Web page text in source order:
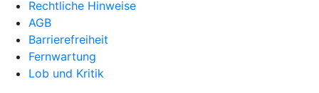
Rechtliche Hinweise
AGB
Barrierefreiheit
Fernwartung
Lob und Kritik